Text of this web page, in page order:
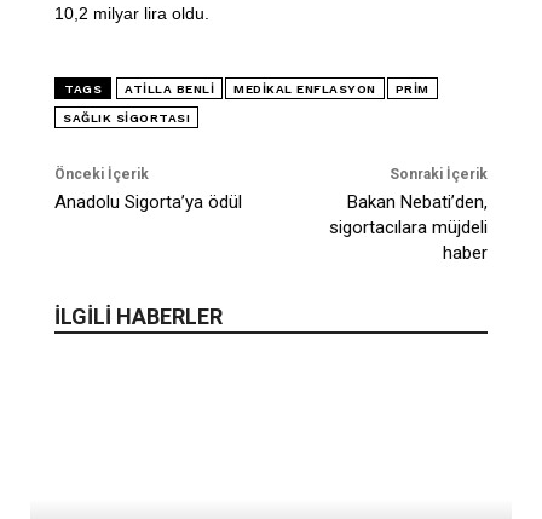
10,2 milyar lira oldu.
TAGS ATILLA BENLI MEDIKAL ENFLASYON PRIM
SAĞLIK SIGORTASI
Önceki İçerik
Anadolu Sigorta’ya ödül
Sonraki İçerik
Bakan Nebati’den,
sigortacılara müjdeli
haber
İLGİLİ HABERLER